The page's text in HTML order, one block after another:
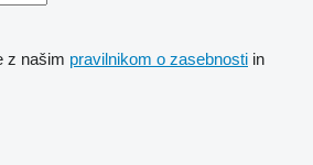
z našim pravilnikom o zasebnosti in